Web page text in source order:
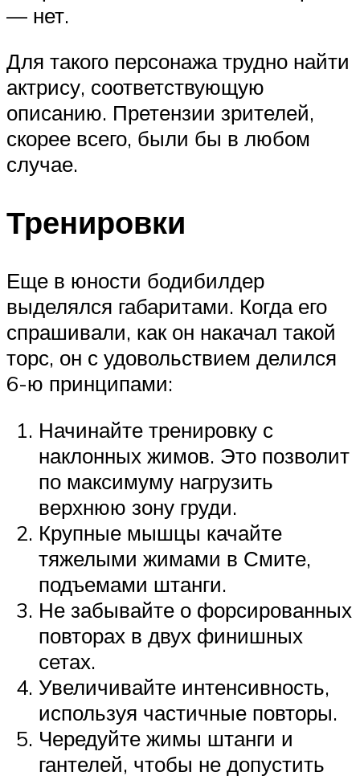
— нет.
Для такого персонажа трудно найти
актрису, соответствующую
описанию. Претензии зрителей,
скорее всего, были бы в любом
случае.
Тренировки
Еще в юности бодибилдер
выделялся габаритами. Когда его
спрашивали, как он накачал такой
торс, он с удовольствием делился
6-ю принципами:
Начинайте тренировку с
наклонных жимов. Это позволит
по максимуму нагрузить
верхнюю зону груди.
Крупные мышцы качайте
тяжелыми жимами в Смите,
подъемами штанги.
Не забывайте о форсированных
повторах в двух финишных
сетах.
Увеличивайте интенсивность,
используя частичные повторы.
Чередуйте жимы штанги и
гантелей, чтобы не допустить